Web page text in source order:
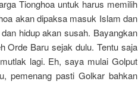
Tionghoa untuk harus memilih
akan dipaksa masuk Islam dan
hidup akan susah. Bayangkan
Orde Baru sejak dulu. Tentu saja
lagi. Eh, saya mulai Golput
pemenang pasti Golkar bahkan